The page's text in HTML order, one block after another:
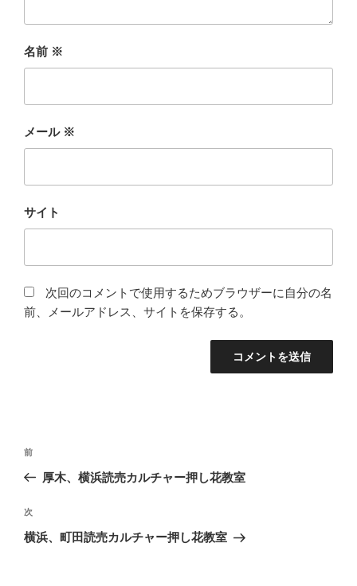
名前 ※
メール ※
サイト
次回のコメントで使用するためブラウザーに自分の名
前、メールアドレス、サイトを保存する。
投
ナ
ビ
ゲ
前
の
稿
前
厚木、横浜読売カルチャー押し花教室
次
の
次
横浜、町田読売カルチャー押し花教室